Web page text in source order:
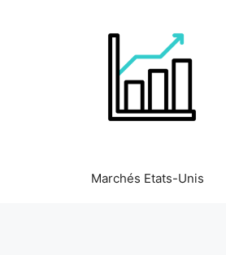
Marchés Etats-Unis